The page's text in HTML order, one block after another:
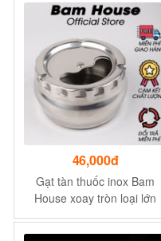
46,000đ
Gạt tàn thuốc inox Bam
House xoay tròn loại lớn
cao cấp GT01 – Gia dụng
bếp